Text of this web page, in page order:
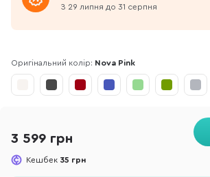
З 29 липня до 31 серпня
Оригінальний колір: Nova Pink
3 599 грн
Кешбек 35 грн